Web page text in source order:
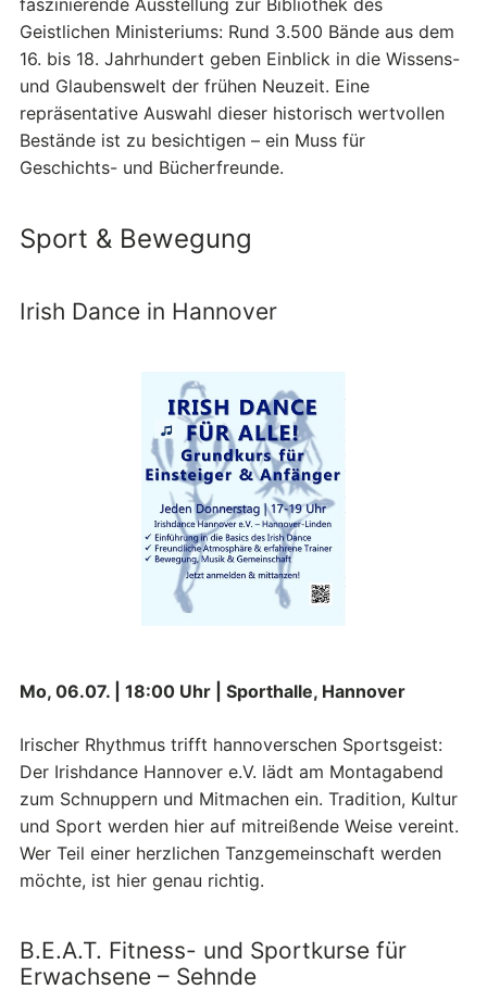
Geistlichen Ministeriums: Rund 3.500 Bände aus dem
16. bis 18. Jahrhundert geben Einblick in die Wissens-
und Glaubenswelt der frühen Neuzeit. Eine
repräsentative Auswahl dieser historisch wertvollen
Bestände ist zu besichtigen – ein Muss für
Geschichts- und Bücherfreunde.
Sport & Bewegung
Irish Dance in Hannover
Mo, 06.07. | 18:00 Uhr | Sporthalle, Hannover
Irischer Rhythmus trifft hannoverschen Sportsgeist:
Der Irishdance Hannover e.V. lädt am Montagabend
zum Schnuppern und Mitmachen ein. Tradition, Kultur
und Sport werden hier auf mitreißende Weise vereint.
Wer Teil einer herzlichen Tanzgemeinschaft werden
möchte, ist hier genau richtig.
B.E.A.T. Fitness- und Sportkurse für
Erwachsene – Sehnde